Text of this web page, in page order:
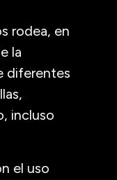
rodea, en
la
diferentes
incluso
el uso